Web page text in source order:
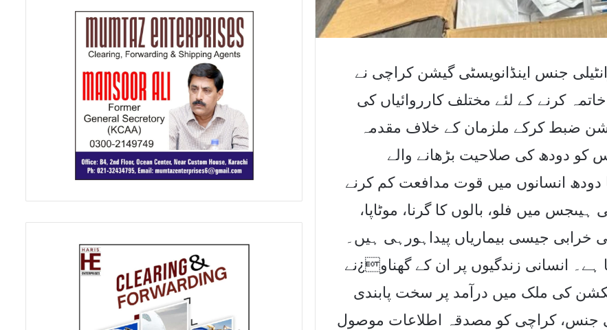
جنس اینڈانویسٹی گیشن کراچی نے
کرنے کے لئے مختلف کارروائیاں کی
مالیت کے 13ہزارانجکشن ضبط کرکے ملزمان کے خلاف مقدمہ
کو دودھ کی صلاحیت بڑھانے والے
دودھ انسانوں میں قوت مدافعت کم کرنے
میں فلو، بالوں کا گرنا، موٹاپا،
خرابی جیسی بیماریاں پیداہورہی ہیں۔
انسانی زندگیوں پر ان کے گھناو¿نے
کی ملک میں درآمد پر سخت پابندی
جنس، کراچی کو مصدقہ اطلاعات موصول